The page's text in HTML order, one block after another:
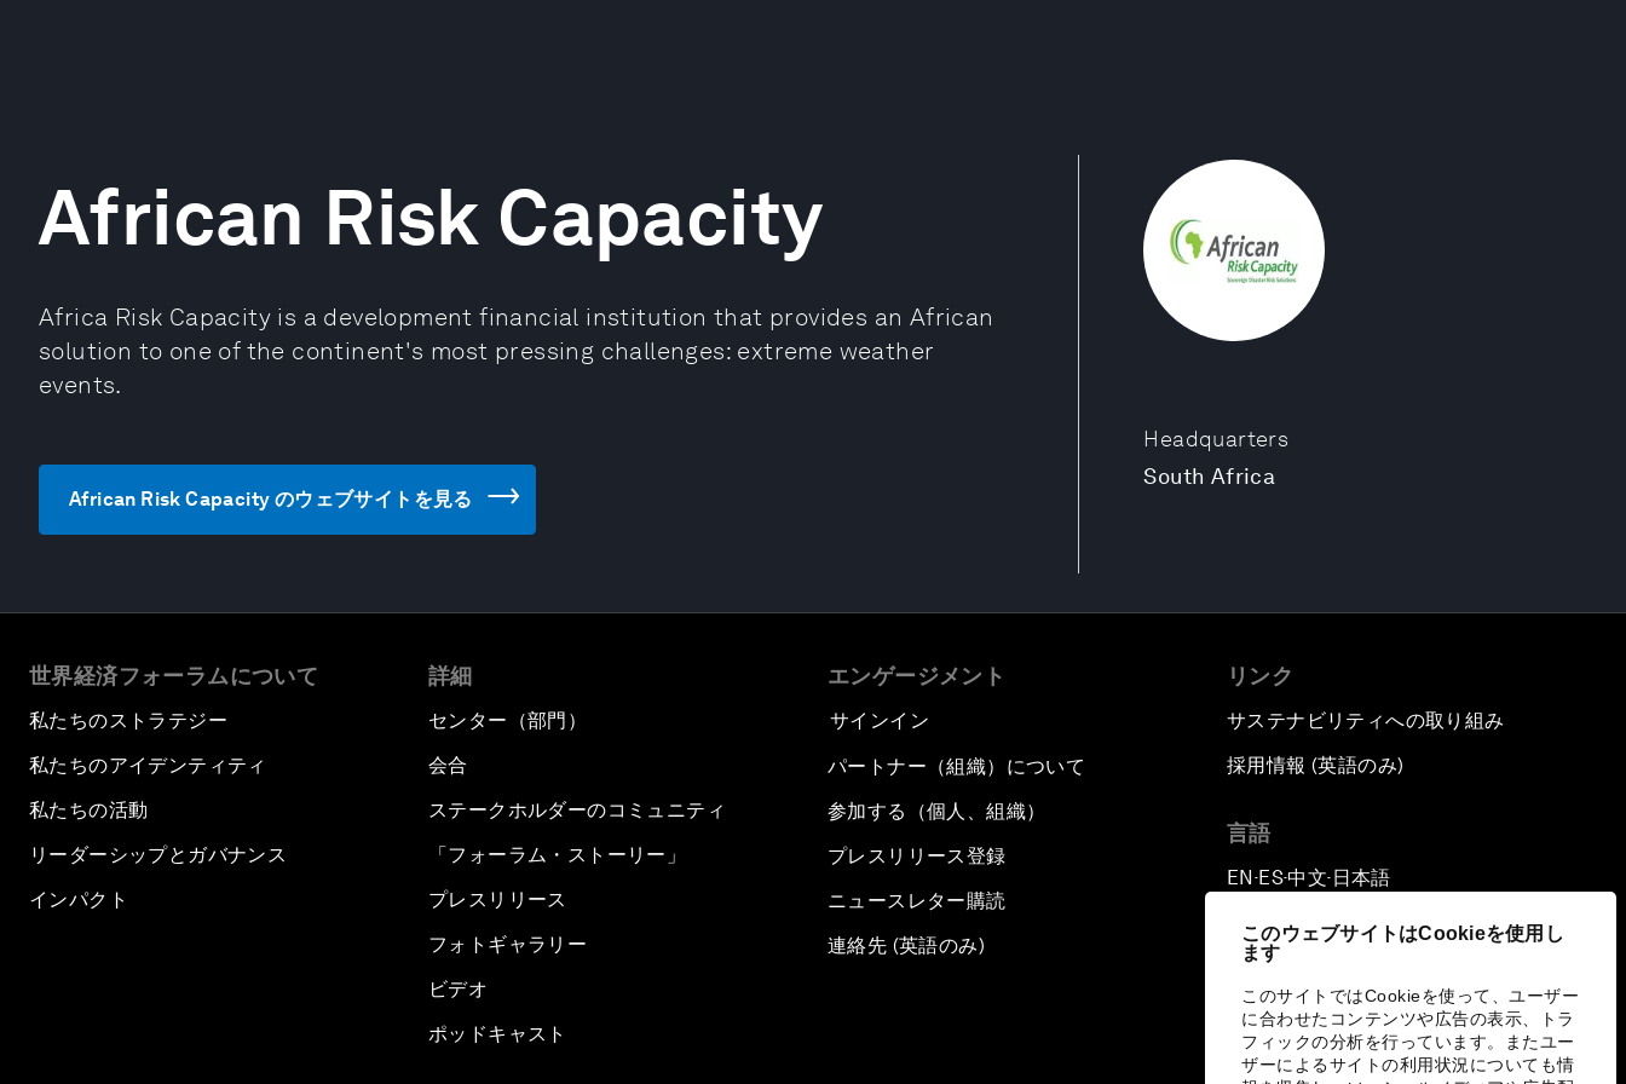
このウェブサイトはCookieを使用し
ます
このサイトではCookieを使って、ユーザー
に合わせたコンテンツや広告の表示、トラ
フィックの分析を行っています。またユー
ザーによるサイトの利用状況についても情
Headquarters
South Africa
African Risk Capacity
Africa Risk Capacity is a development financial institution that provides an African
solution to one of the continent's most pressing challenges: extreme weather
events.
African Risk Capacity のウェブサイトを見る
世界経済フォーラムについて
私たちのストラテジー
私たちのアイデンティティ
私たちの活動
リーダーシップとガバナンス
インパクト
詳細
センター（部門）
会合
ステークホルダーのコミュニティ
「フォーラム・ストーリー」
プレスリリース
フォトギャラリー
ビデオ
ポッドキャスト
エンゲージメント
サインイン
パートナー（組織）について
参加する（個人、組織）
プレスリリース登録
ニュースレター購読
連絡先 (英語のみ)
リンク
サステナビリティへの取り組み
採用情報 (英語のみ)
言語
EN ▪ES▪中文▪ 日本語